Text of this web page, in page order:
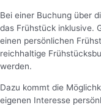
Bei einer Buchung über
das Frühstück inklusive.
einen persönlichen
reichhaltige
werden.
Dazu kommt die
eigenen Interesse